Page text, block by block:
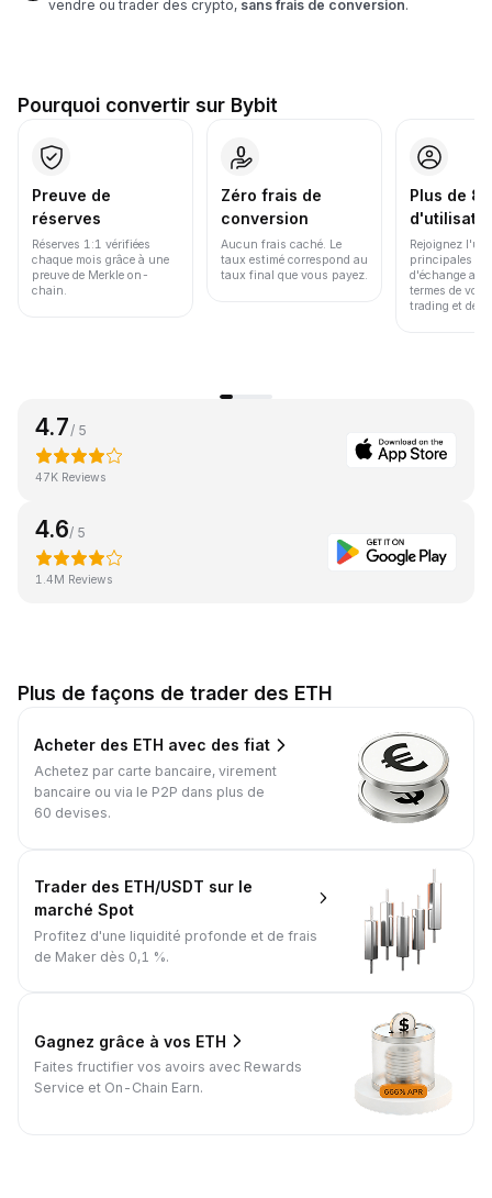
vendre ou trader des crypto, sans frais de conversion.
Pourquoi convertir sur Bybit
Preuve de
réserves
Réserves 1:1 vérifiées
chaque mois grâce à une
preuve de Merkle on-
chain.
Zéro frais de
conversion
Aucun frais caché. Le
taux estimé correspond au
taux final que vous payez.
Plus de
Rejoignez
principales
d'échange au
termes de
trading et de
4.7/ 5
47K Reviews
4.6/ 5
1.4M Reviews
Plus de façons de trader des ETH
Acheter des ETH avec des fiat
Achetez par carte bancaire, virement
bancaire ou via le P2P dans plus de
60 devises.
Trader des ETH/USDT sur le
marché Spot
Profitez d'une liquidité profonde et de frais
de Maker dès 0,1 %.
Gagnez grâce à vos ETH
Faites fructifier vos avoirs avec Rewards
Service et On-Chain Earn.